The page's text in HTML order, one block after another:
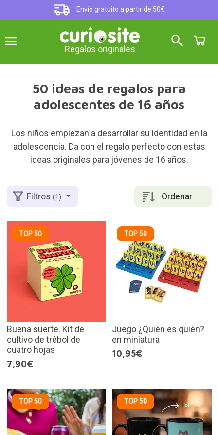
Envío gratuito a partir de 50€
Regalos originales
50 ideas de regalos para
adolescentes de 16 años
Los niños empiezan a desarrollar su identidad en la
adolescencia. Da con el regalo perfecto con estas
ideas originales para jóvenes de 16 años.
Ordenar
Filtros(1)
TOP 50
Buena suerte. Kit de
cultivo de trébol de
cuatro hojas
7,90€
TOP 50
Juego ¿Quién es quién?
en miniatura
10,95€
TOP 50 TOP 50